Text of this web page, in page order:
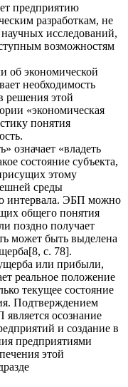
предприятию
разработкам, не
исследований,
возможностям
об экономической
необходимость
решения этой
«экономическая
понятия
означает «владеть
состояние субъекта,
этому
среды
интервала. ЭБП можно
общего понятия
поздно получает
может быть выделена
с. 78].
или прибыли,
реальное положение
текущее состояние
Подтверждением
осознание
и создание в
предприятиями
этой